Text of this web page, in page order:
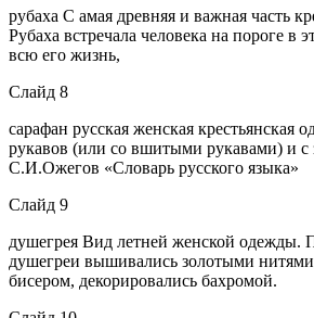
рубаха С амая древняя и важная часть
Рубаха встречала человека на пороге в
всю его жизнь,
Слайд 8
сарафан русская женская крестьянская
рукавов (или со вшитыми рукавами) и с
С.И.Ожегов «Словарь русского языка»
Слайд 9
душегрея Вид летней женской одежды.
душегреи вышивались золотыми
бисером, декорировались бахромой.